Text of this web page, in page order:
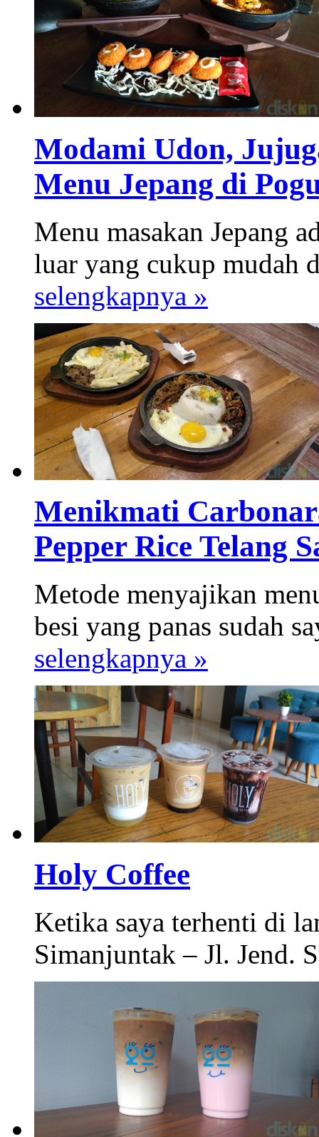
Modami Udon,
Menu Jepang di
Menu masakan Jepang
luar yang cukup mudah
selengkapnya »
Menikmati
Pepper Rice Telang
Metode menyajikan
besi yang panas sudah
selengkapnya »
Holy Coffee
Ketika saya terhenti di
Simanjuntak – Jl. Jend.